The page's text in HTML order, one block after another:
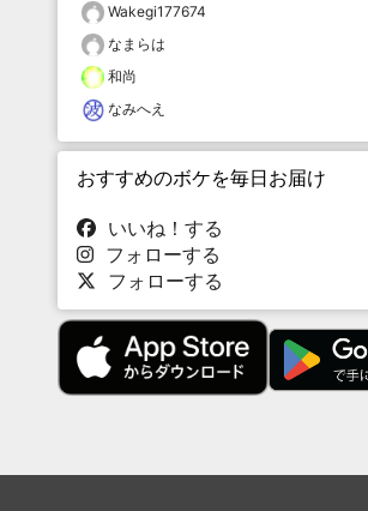
Wakegi177674
なまらは
和尚
なみへえ
おすすめのボケを毎日お届け
いいね！する
フォローする
フォローする